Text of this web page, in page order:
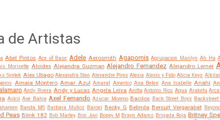
de Artistas
Abel Pintos Ace of Base Adele Aerosmith Agapornis Agrupacion Marilyn Ah Ha
Morisette Alcides Alejandra Guzman Alejandro Fernandez Alejandro Lerner
Syntek Alex Ubago Alexandra Stan Alexandre Pires Alexia Alexis y Fido Alicia Keys
Amaia Montero Amar Azul Amaral Americo Ana Belen Ana Isabelle Anahi
Andy Rivera Andy y Lucas Angela Leiva Anitta Antonio Rios Aqua Araketu
Avicii Axe Bahia Axel Fernando Azucar Moreno Bacilos Back Street Boys
Banda MS Barbara Muñoz Baroni Becky G Belinda Bersuit Vergarabat
Peas Blink 182 Bob Marley Bon Jovi Boney M Brayn Adams Brigada Roja Britney